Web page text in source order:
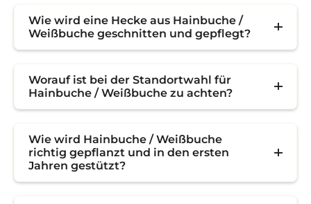
Wie wird eine Hecke aus Hainbuche /
Weißbuche geschnitten und gepflegt?
Worauf ist bei der Standortwahl für
Hainbuche / Weißbuche zu achten?
Wie wird Hainbuche / Weißbuche
richtig gepflanzt und in den ersten
Jahren gestützt?